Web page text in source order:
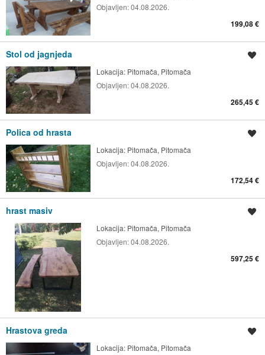
Objavljen:04.08.2026.
199,08 €
Stol od jagnjeda
Lokacija: Pitomača, Pitomača
Objavljen:04.08.2026.
265,45 €
Polica od hrasta
Lokacija: Pitomača, Pitomača
Objavljen:04.08.2026.
172,54 €
hrast masiv
Lokacija: Pitomača, Pitomača
Objavljen:04.08.2026.
597,25 €
Hrastova greda
Lokacija: Pitomača, Pitomača